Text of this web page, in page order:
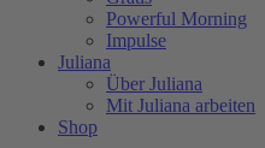
Powerful Morning
Impulse
Juliana
Über Juliana
Mit Juliana arbeiten
Shop